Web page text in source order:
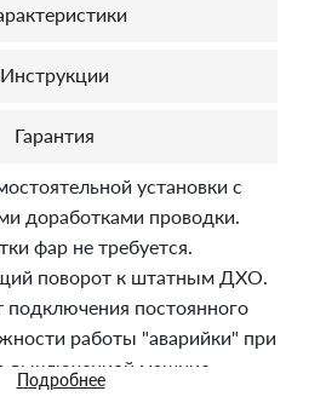
Инструкции
Гарантия
установки с
доработками проводки.
фар не требуется.
поворот к штатным ДХО.
подключения постоянного
работы "аварийки" при
выключенной машине.
скорости "пробега".
Подробнее